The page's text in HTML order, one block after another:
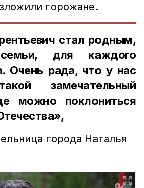
горожане.
стал родным,
для каждого
Очень рада, что у нас
замечательный
можно поклониться
города Наталья